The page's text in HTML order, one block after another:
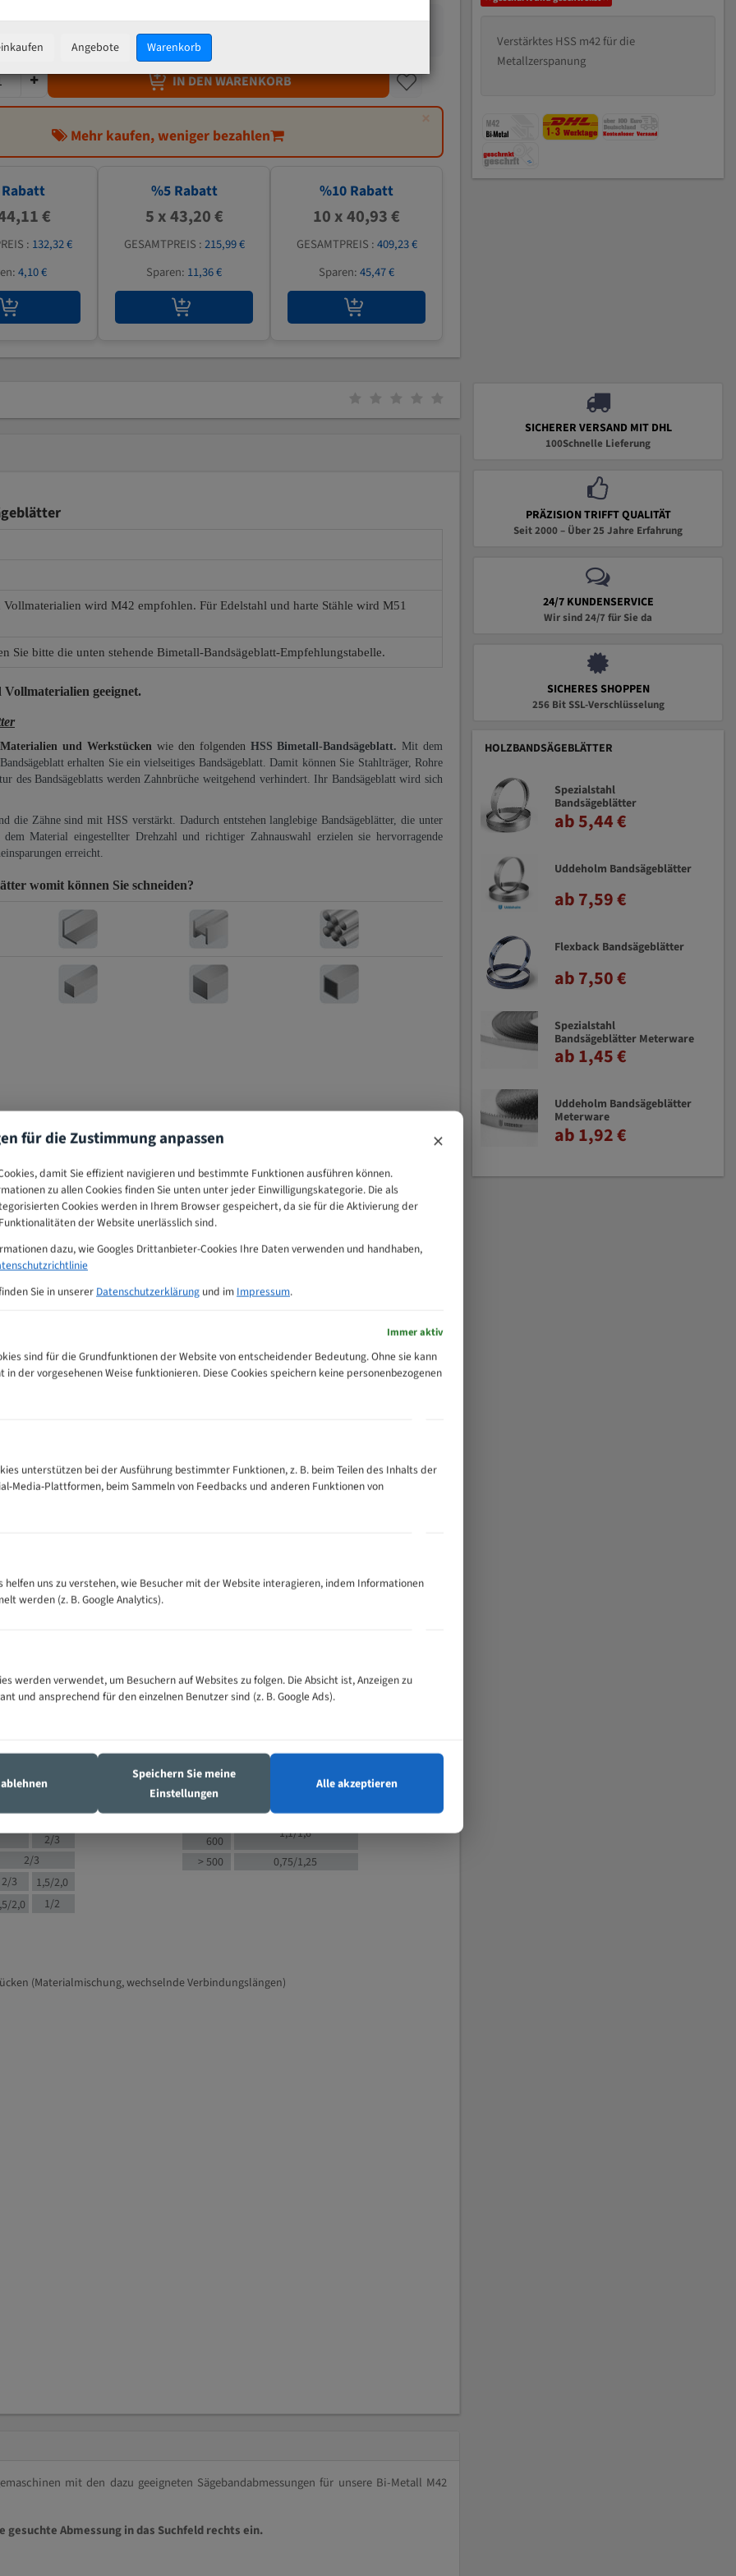
45,47 €
zzgl.Versandkosten
IN DEN WARENKORB
×
Mehr kaufen, weniger bezahlen
€
: 132,32 €
4,10 €
%5Rabatt
5 x 43,20 €
GESAMTPREIS :215,99 €
Sparen: 11,36 €
%10 Rabatt
10 x 40,93 €
GESAMTPREIS :409,23 €
Sparen:45,47 €
Verstärktes HSS m42 für die
Metallzerspanung
wird M42 empfohlen. Für Edelstahl und harte Stähle wird M51
Sie bitte die unten stehende Bimetall-Bandsägeblatt-Empfehlungstabelle.
geeignet.
und Werkstücken wie den folgenden HSS Bimetall-Bandsägeblatt. Mit dem
erhalten Sie ein vielseitiges Bandsägeblatt. Damit können Sie Stahlträger, Rohre
des Bandsägeblatts werden Zahnbrüche weitgehend verhindert. Ihr Bandsägeblatt wird sich
die Zähne sind mit HSS verstärkt. Dadurch entstehen langlebige Bandsägeblätter, die unter
Material eingestellter Drehzahl und richtiger Zahnauswahl erzielen sie hervorragende
erreicht.
womit können Sie schneiden?
Tabelle
300
500
4/6
4/6
4/5
4/5
2/3
2/3
2/3
1,5/2,0
2,0 1/2
M (mm)
Zähne pro
Zoll (ZpZ))
35 - 70
5/8
130 -
350
150 -
600
1,1/1,6
> 500
0,75/1,25
(Materialmischung, wechselnde Verbindungslängen)
mit den dazu geeigneten Sägebandabmessungen für unsere Bi-Metall M42
Abmessung in das Suchfeld rechts ein.
SICHERER VERSAND MIT DHL
100Schnelle Lieferung
PRÄZISION TRIFFT QUALITÄT
Seit 2000 – Über 25 Jahre Erfahrung
24/7 KUNDENSERVICE
Wir sind 24/7 für Sie da
SICHERES SHOPPEN
256 Bit SSL-Verschlüsselung
HOLZBANDSÄGEBLÄTTER
Spezialstahl
Bandsägeblätter
ab 5,44 €
Uddeholm Bandsägeblätter
ab 7,59 €
Flexback Bandsägeblätter
ab 7,50 €
Spezialstahl
Bandsägeblätter Meterware
ab 1,45 €
Uddeholm Bandsägeblätter
Meterware
ab 1,92 €
Angebote Warenkorb
für die Zustimmung anpassen ×
damit Sie effizient navigieren und bestimmte Funktionen ausführen können.
zu allen Cookies finden Sie unten unter jeder Einwilligungskategorie. Die als
Cookies werden in Ihrem Browser gespeichert, da sie für die Aktivierung der
der Website unerlässlich sind.
dazu, wie Googles Drittanbieter-Cookies Ihre Daten verwenden und handhaben,
Sie in unserer Datenschutzerklärung und im Impressum.
Immer aktiv
sind für die Grundfunktionen der Website von entscheidender Bedeutung. Ohne sie kann
in der vorgesehenen Weise funktionieren. Diese Cookies speichern keine personenbezogenen
unterstützen bei der Ausführung bestimmter Funktionen, z. B. beim Teilen des Inhalts der
Media-Plattformen, beim Sammeln von Feedbacks und anderen Funktionen von
helfen uns zu verstehen, wie Besucher mit der Website interagieren, indem Informationen
werden (z. B. Google Analytics).
werden verwendet, um Besuchern auf Websites zu folgen. Die Absicht ist, Anzeigen zu
und ansprechend für den einzelnen Benutzer sind (z. B. Google Ads).
Speichern Sie meine
Einstellungen
Alle akzeptieren